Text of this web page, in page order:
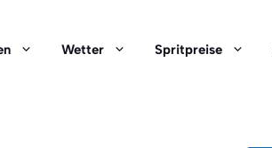
Wetter Spritpreise